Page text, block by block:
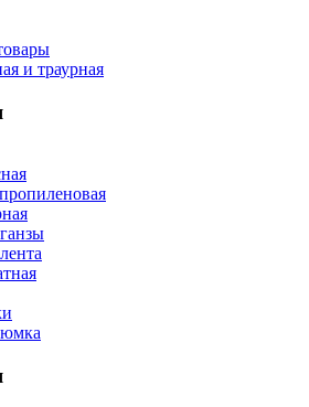
и траурная